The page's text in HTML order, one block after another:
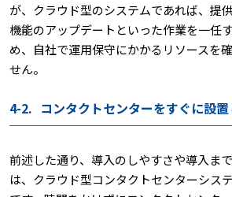
が、クラウド型のシステムであれば、提
機能のアップデートといった作業を一任
め、自社で運用保守にかかるリソースを
せん。
4-2. コンタクトセンターをすぐに設
前述した通り、導入のしやすさや導入ま
は、クラウド型コンタクトセンターシス